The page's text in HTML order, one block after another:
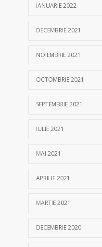
IANUARIE 2022
DECEMBRIE 2021
NOIEMBRIE 2021
OCTOMBRIE 2021
SEPTEMBRIE 2021
IULIE 2021
MAI 2021
APRILIE 2021
MARTIE 2021
DECEMBRIE 2020